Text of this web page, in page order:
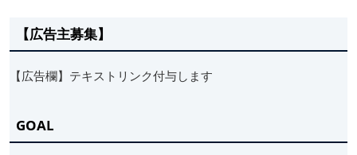
【広告主募集】
【広告欄】テキストリンク付与します
GOAL